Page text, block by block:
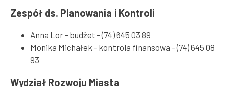
Zespół ds. Planowania i Kontroli
Anna Lor - budżet - (74) 645 03 89
Monika Michałek - kontrola finansowa - (74) 645 08
93
Wydział Rozwoju Miasta